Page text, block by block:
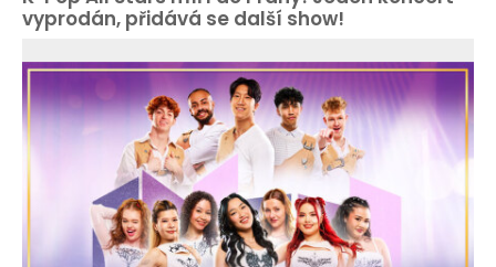
vyprodán, přidává se další show!